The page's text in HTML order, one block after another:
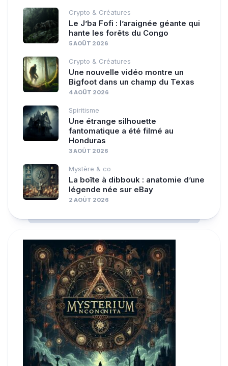
Crypto & Créatures
Le J’ba Fofi : l’araignée géante qui
hante les forêts du Congo
5 AOÛT 2026
Crypto & Créatures
Une nouvelle vidéo montre un
Bigfoot dans un champ du Texas
4 AOÛT 2026
Spiritisme
Une étrange silhouette
fantomatique a été filmé au
Honduras
3 AOÛT 2026
Mystère & co
La boîte à dibbouk : anatomie d’une
légende née sur eBay
2 AOÛT 2026